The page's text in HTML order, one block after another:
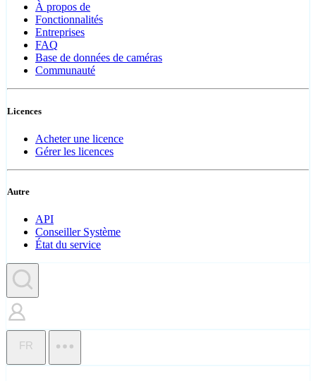
À propos de
Fonctionnalités
Entreprises
FAQ
Base de données de caméras
Communauté
Licences
Acheter une licence
Gérer les licences
Autre
API
Conseiller Système
État du service
FR